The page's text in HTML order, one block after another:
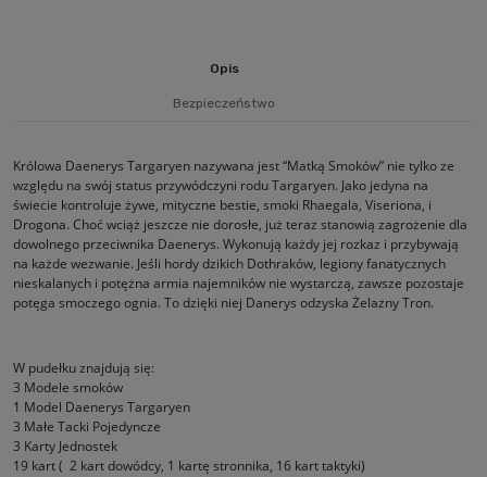
Opis
Bezpieczeństwo
Królowa Daenerys Targaryen nazywana jest “Matką Smoków” nie tylko ze
względu na swój status przywódczyni rodu Targaryen. Jako jedyna na
świecie kontroluje żywe, mityczne bestie, smoki Rhaegala, Viseriona, i
Drogona. Choć wciąż jeszcze nie dorosłe, już teraz stanowią zagrożenie dla
dowolnego przeciwnika Daenerys. Wykonują każdy jej rozkaz i przybywają
na każde wezwanie. Jeśli hordy dzikich Dothraków, legiony fanatycznych
nieskalanych i potężna armia najemników nie wystarczą, zawsze pozostaje
potęga smoczego ognia. To dzięki niej Danerys odzyska Żelazny Tron.
W pudełku znajdują się:
3 Modele smoków
1 Model Daenerys Targaryen
3 Małe Tacki Pojedyncze
3 Karty Jednostek
19 kart ( 2 kart dowódcy, 1 kartę stronnika, 16 kart taktyki)